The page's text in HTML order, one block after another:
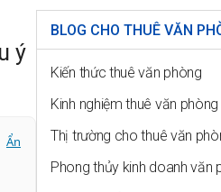
ý
Ẩn
BLOG CHO THUÊ VĂN
Kiến thức thuê văn phòng
Kinh nghiệm thuê văn phòng
Thị trường cho thuê văn
Phong thủy kinh doanh văn